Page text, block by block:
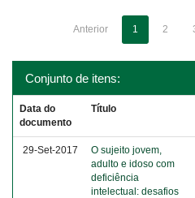
Anterior 1 2
Conjunto de itens:
Data do
documento
Título
29-Set-2017
O sujeito jovem,
adulto e idoso com
deficiência
intelectual: desafios